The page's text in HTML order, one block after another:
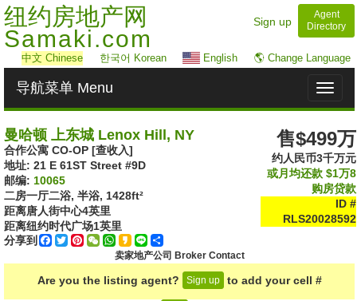
纽约房地产网
Samaki.com
Sign up
Agent
Directory
中文 Chinese 한국어 Korean English 🌎 Change Language
Toggle
导航菜单 Menu
曼哈顿 上东城 Lenox Hill, NY
合作公寓 CO-OP [查收入]
地址: ‎21 E 61ST Street #9D
邮编: 10065
二房一厅二浴, 半浴, 1428ft²
距离唐人街中心4英里
距离纽约时代广场1英里
分享到
Facebook
TwitterPinterest
WeChat
WhatsApp
Kakao
Line
售$499万
约人民币3千万元
或月均还款 $1万8
购房贷款
ID #
RLS20028592
卖家地产公司 Broker Contact
Are you the listing agent? Sign up to add your cell #